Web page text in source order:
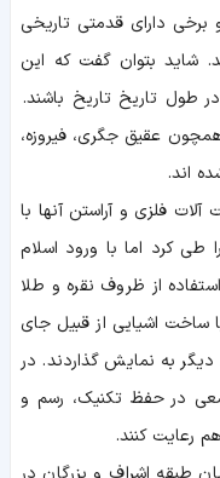
دارای قدمتی تاریخی
شاید بتوان گفت که این
طول تاریخ تاریخ باشند.
عقیق جگری، فیروزه،
اند.
فلزی و آراستن آنها با
طی کرد اما با ورود اسلام
از ظروف نقره و طلا
ساخت اشیایی از قبیل جای
به نمایش گذاردند. در
سعی در حفظ تکنیک، رسم و
رعایت کنند.